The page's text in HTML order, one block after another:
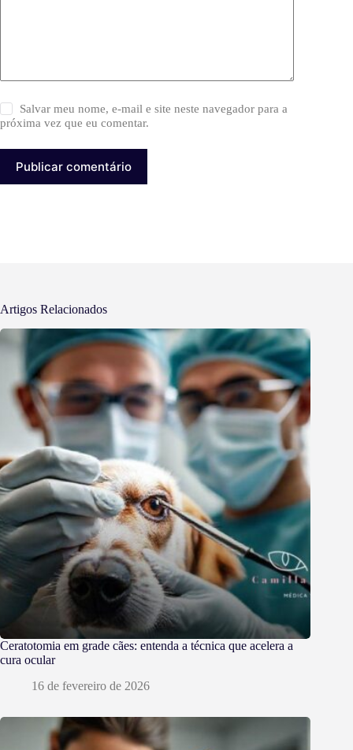
Salvar meu nome, e-mail e site neste navegador para a
próxima vez que eu comentar.
Publicar comentário
Artigos Relacionados
Ceratotomia em grade cães: entenda a técnica que acelera a
cura ocular
16 de fevereiro de 2026